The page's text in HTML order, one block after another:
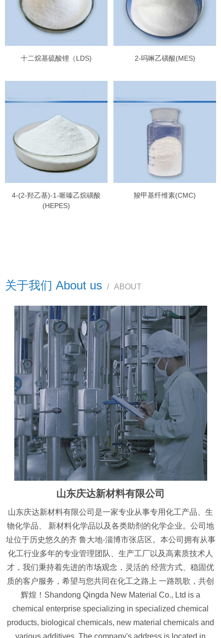
十二烷基硫酸锂（LDS) 2-吗啉乙磺酸(MES)
4-(2-羟乙基)-1-哌嗪乙烷磺酸
(HEPES)
羧甲基纤维素(CMC)
关于我们 About us / ABOUT
山东庆达新材料有限公司
山东庆达新材料有限公司是一家专业从事专用化工产品、生
物化学品、 新材料化学品以及各类助剂的化学企业。公司地
址位于历史悠久的齐 鲁大地-淄博市张店区。本公司拥有从事
化工行业多年的专业管理团队、生产工厂以及高素质技术人
才，我们秉持着先进的市场观念，灵活的 经营方式、稳固优
质的客户服务，希望与您共同在化工之路上 一路凯歌，共创
辉煌！Shandong Qingda New Material Co., Ltd is a
chemical enterprise specializing in specialized chemical
products, biological chemicals, new material chemicals and